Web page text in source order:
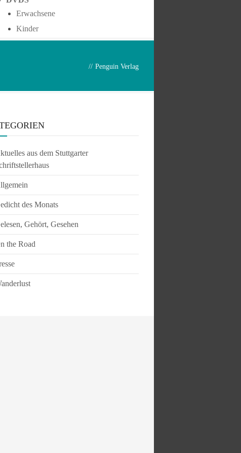
Erwachsene
Kinder
// Penguin Verlag
aus dem Stuttgarter
des Monats
Gehört, Gesehen
the Road